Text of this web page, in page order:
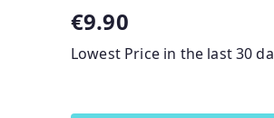
€9.90
Lowest Price in the last 30